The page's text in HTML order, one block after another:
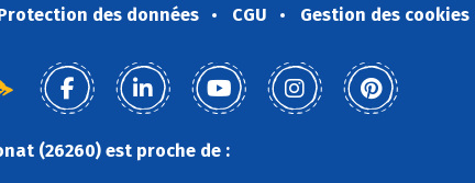
des données CGU Gestion des cookies
(26260) est proche de :